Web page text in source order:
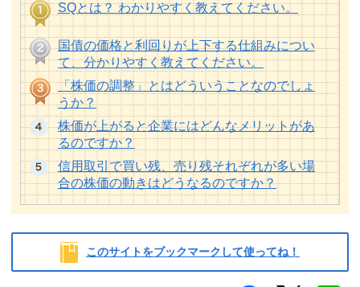
SQとは？ わかりやすく教えてください。
国債の価格と利回りが上下する仕組みについ
て、分かりやすく教えてください。
「株価の調整」とはどういうことなのでしょ
うか？
株価が上がると企業にはどんなメリットがあ
るのですか？
信用取引で買い残、売り残それぞれが多い場
合の株価の動きはどうなるのですか？
このサイトをブックマークして使ってね！